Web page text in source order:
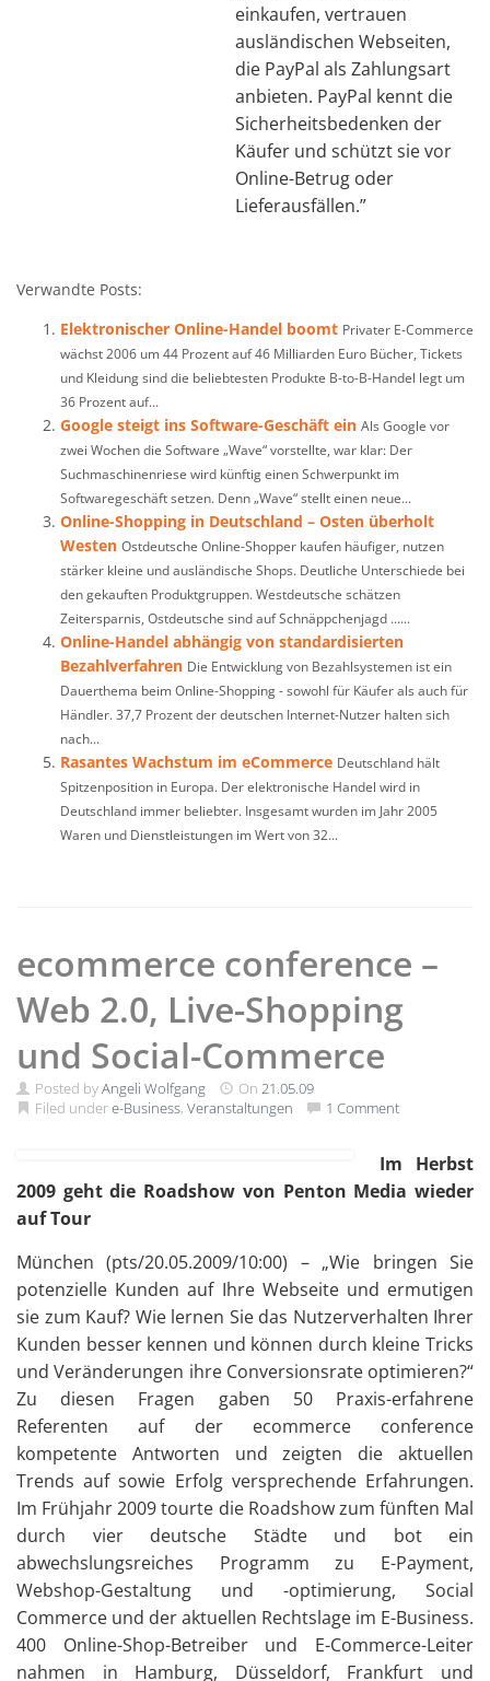
einkaufen, vertrauen
ausländischen Webseiten,
die PayPal als Zahlungsart
anbieten. PayPal kennt die
Sicherheitsbedenken der
Käufer und schützt sie vor
Online-Betrug oder
Lieferausfällen.”
Verwandte Posts:
Elektronischer Online-Handel boomt Privater E-Commerce
wächst 2006 um 44 Prozent auf 46 Milliarden Euro Bücher, Tickets
und Kleidung sind die beliebtesten Produkte B-to-B-Handel legt um
36 Prozent auf...
Google steigt ins Software-Geschäft ein Als Google vor
zwei Wochen die Software „Wave“ vorstellte, war klar: Der
Suchmaschinenriese wird künftig einen Schwerpunkt im
Softwaregeschäft setzen. Denn „Wave“ stellt einen neue...
Online-Shopping in Deutschland – Osten überholt
Westen Ostdeutsche Online-Shopper kaufen häufiger, nutzen
stärker kleine und ausländische Shops. Deutliche Unterschiede bei
den gekauften Produktgruppen. Westdeutsche schätzen
Zeitersparnis, Ostdeutsche sind auf Schnäppchenjagd ......
Online-Handel abhängig von standardisierten
Bezahlverfahren Die Entwicklung von Bezahlsystemen ist ein
Dauerthema beim Online-Shopping - sowohl für Käufer als auch für
Händler. 37,7 Prozent der deutschen Internet-Nutzer halten sich
nach...
Rasantes Wachstum im eCommerce Deutschland hält
Spitzenposition in Europa. Der elektronische Handel wird in
Deutschland immer beliebter. Insgesamt wurden im Jahr 2005
Waren und Dienstleistungen im Wert von 32...
ecommerce conference –
Web 2.0, Live-Shopping
und Social-Commerce
Posted byAngeli Wolfgang On 21.05.09
Filed undere-Business, Veranstaltungen 1 Comment
Im Herbst
2009 geht die Roadshow von Penton Media wieder
auf Tour
München (pts/20.05.2009/10:00) – „Wie bringen Sie
potenzielle Kunden auf Ihre Webseite und ermutigen
sie zum Kauf? Wie lernen Sie das Nutzerverhalten Ihrer
Kunden besser kennen und können durch kleine Tricks
und Veränderungen ihre Conversionsrate optimieren?“
Zu diesen Fragen gaben 50 Praxis-erfahrene
Referenten auf der ecommerce conference
kompetente Antworten und zeigten die aktuellen
Trends auf sowie Erfolg versprechende Erfahrungen.
Im Frühjahr 2009 tourte die Roadshow zum fünften Mal
durch vier deutsche Städte und bot ein
abwechslungsreiches Programm zu E-Payment,
Webshop-Gestaltung und -optimierung, Social
Commerce und der aktuellen Rechtslage im E-Business.
400 Online-Shop-Betreiber und E-Commerce-Leiter
nahmen in Hamburg, Düsseldorf, Frankfurt und